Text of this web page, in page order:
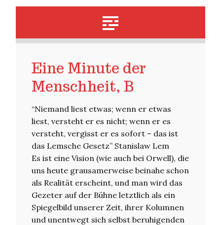
Eine Minute der
Menschheit, B
“Niemand liest etwas; wenn er etwas
liest, versteht er es nicht; wenn er es
versteht, vergisst er es sofort – das ist
das Lemsche Gesetz” Stanislaw Lem
Es ist eine Vision (wie auch bei Orwell), die
uns heute grausamerweise beinahe schon
als Realität erscheint, und man wird das
Gezeter auf der Bühne letztlich als ein
Spiegelbild unserer Zeit, ihrer Kolumnen
und unentwegt sich selbst beruhigenden